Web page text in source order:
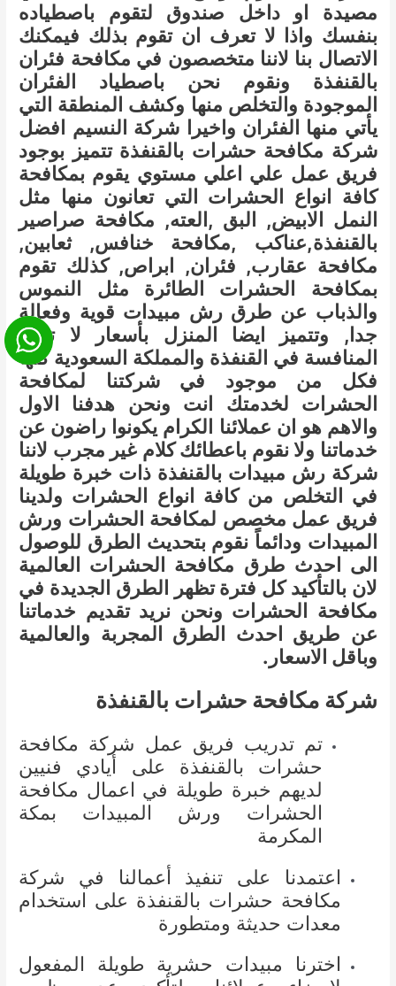
مصيدة او داخل صندوق لتقوم باصطياده
بنفسك واذا لا تعرف ان تقوم بذلك فيمكنك
الاتصال بنا لاننا متخصصون في مكافحة فئران
بالقنفذة ونقوم نحن باصطياد الفئران
الموجودة والتخلص منها وكشف المنطقة التي
يأتي منها الفئران واخيرا شركة النسيم افضل
شركة مكافحة حشرات بالقنفذة تتميز بوجود
فريق عمل علي اعلي مستوي يقوم بمكافحة
كافة انواع الحشرات التي تعانون منها مثل
النمل الابيض, البق ,العته, مكافحة صراصير
بالقنفذة,عناكب ,مكافحة خنافس, ثعابين,
مكافحة عقارب, فئران, ابراص, كذلك تقوم
بمكافحة الحشرات الطائرة مثل النموس
والذباب عن طرق رش مبيدات قوية وفعالة
جدا, وتتميز ايضا المنزل بأسعار لا تقبل
المنافسة في القنفذة والمملكة السعودية كلها
فكل من موجود في شركتنا لمكافحة
الحشرات لخدمتك انت ونحن هدفنا الاول
والاهم هو ان عملائنا الكرام يكونوا راضون عن
خدماتنا ولا نقوم باعطائك كلام غير مجرب لاننا
شركة رش مبيدات بالقنفذة ذات خبرة طويلة
في التخلص من كافة انواع الحشرات ولدينا
فريق عمل مخصص لمكافحة الحشرات ورش
المبيدات ودائماً نقوم بتحديث الطرق للوصول
الى احدث طرق مكافحة الحشرات العالمية
لان بالتأكيد كل فترة تظهر الطرق الجديدة في
مكافحة الحشرات ونحن نريد تقديم خدماتنا
عن طريق احدث الطرق المجربة والعالمية
وباقل الاسعار.
شركة مكافحة حشرات بالقنفذة
تم تدريب فريق عمل شركة مكافحة
حشرات بالقنفذة على أيادي فنيين
لديهم خبرة طويلة في اعمال مكافحة
الحشرات ورش المبيدات بمكة
المكرمة
اعتمدنا على تنفيذ أعمالنا في شركة
مكافحة حشرات بالقنفذة على استخدام
معدات حديثة ومتطورة
اخترنا مبيدات حشرية طويلة المفعول